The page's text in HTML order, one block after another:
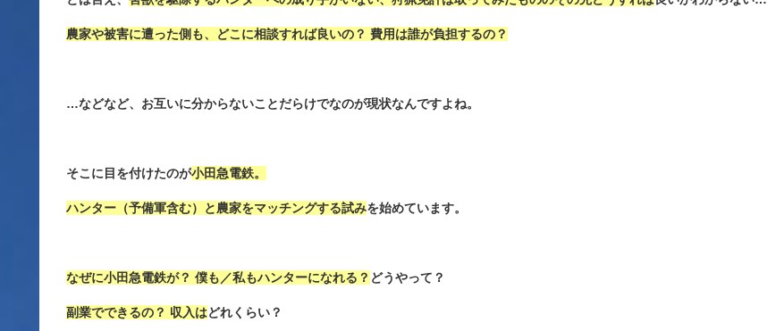
農家や被害に遭った側も、どこに相談すれば良いの？ 費用は誰が負担するの？
…などなど、お互いに分からないことだらけでなのが現状なんですよね。
そこに目を付けたのが小田急電鉄。
ハンター（予備軍含む）と農家をマッチングする試みを始めています。
なぜに小田急電鉄が？ 僕も／私もハンターになれる？ どうやって？
副業でできるの？ 収入はどれくらい？